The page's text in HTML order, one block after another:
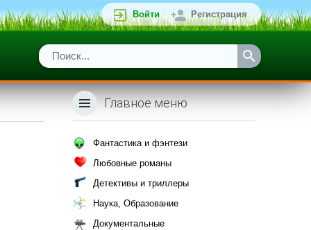
Войти Регистрация
Главное меню
Фантастика и фэнтези
Любовные романы
Детективы и триллеры
Наука, Образование
Документальные